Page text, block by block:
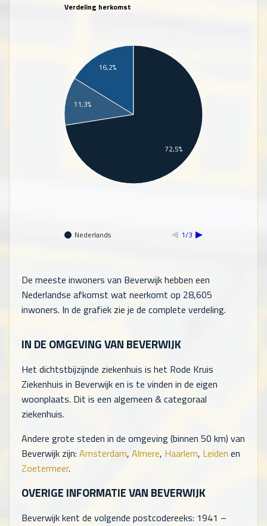
Verdeling herkomst
Nederlands 1/3
16,2%
11,3%
72,5%
De meeste inwoners van Beverwijk hebben een
Nederlandse afkomst wat neerkomt op 28,605
inwoners. In de grafiek zie je de complete verdeling.
IN DE OMGEVING VAN BEVERWIJK
Het dichtstbijzijnde ziekenhuis is het Rode Kruis
Ziekenhuis in Beverwijk en is te vinden in de eigen
woonplaats. Dit is een algemeen & categoraal
ziekenhuis.
Andere grote steden in de omgeving (binnen 50 km) van
Beverwijk zijn: Amsterdam, Almere, Haarlem, Leiden en
Zoetermeer.
OVERIGE INFORMATIE VAN BEVERWIJK
Beverwijk kent de volgende postcodereeks: 1941 –